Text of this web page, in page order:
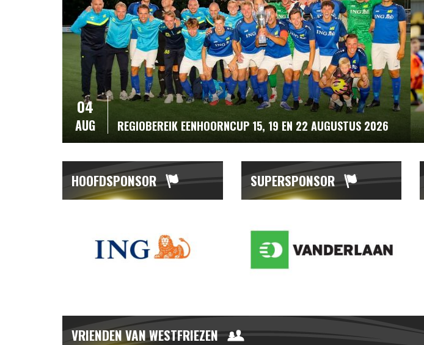
04
AUG REGIOBEREIK EENHOORNCUP 15, 19 EN 22 AUGUSTUS 2026
HOOFDSPONSOR SUPERSPONSOR
VRIENDEN VAN WESTFRIEZEN